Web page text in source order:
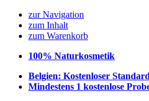
zur Navigation
zum Inhalt
zum Warenkorb
100% Naturkosmetik
Belgien: Kostenloser
Mindestens 1 kostenlose